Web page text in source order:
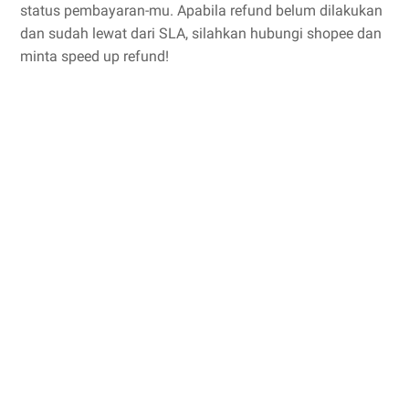
status pembayaran-mu. Apabila refund belum dilakukan
dan sudah lewat dari SLA, silahkan hubungi shopee dan
minta speed up refund!